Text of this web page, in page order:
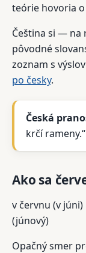
teórie hovoria
Čeština si — na
pôvodné
zoznam s
po česky.
Česká
krčí rameny.“
Ako sa
v červnu (v júni)
(júnový)
Opačný smer